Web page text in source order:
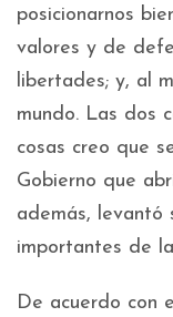
posicionarnos
valores y de
libertades; y, al
mundo. Las dos
cosas creo que
Gobierno que
además, levantó
importantes de
De acuerdo con